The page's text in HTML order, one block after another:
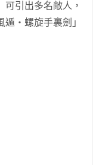
引出多名敵人，
・螺旋手裏劍」